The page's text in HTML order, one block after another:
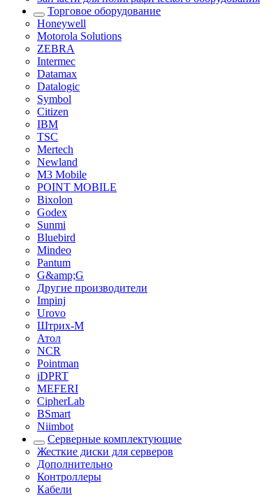
Торговое оборудование
Honeywell
Motorola Solutions
ZEBRA
Intermec
Datamax
Datalogic
Symbol
Citizen
IBM
TSC
Mertech
Newland
M3 Mobile
POINT MOBILE
Bixolon
Godex
Sunmi
Bluebird
Mindeo
Pantum
G&amp;G
Другие производители
Impinj
Urovo
Штрих-М
Атол
NCR
Pointman
iDPRT
MEFERI
CipherLab
BSmart
Niimbot
Серверные комплектующие
Жесткие диски для серверов
Дополнительно
Контроллеры
Кабели